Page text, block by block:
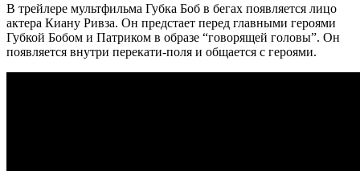
В трейлере мультфильма Губка Боб в бегах появляется лицо
актера Киану Ривза. Он предстает перед главными героями
Губкой Бобом и Патриком в образе “говорящей головы”. Он
появляется внутри перекати-поля и общается с героями.